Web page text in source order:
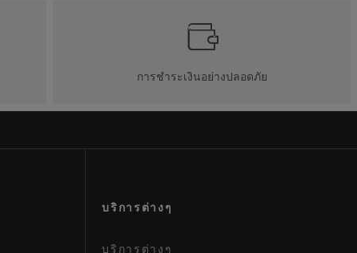
การชำระเงินอย่างปลอดภัย
บริการต่างๆ
บริการต่างๆ